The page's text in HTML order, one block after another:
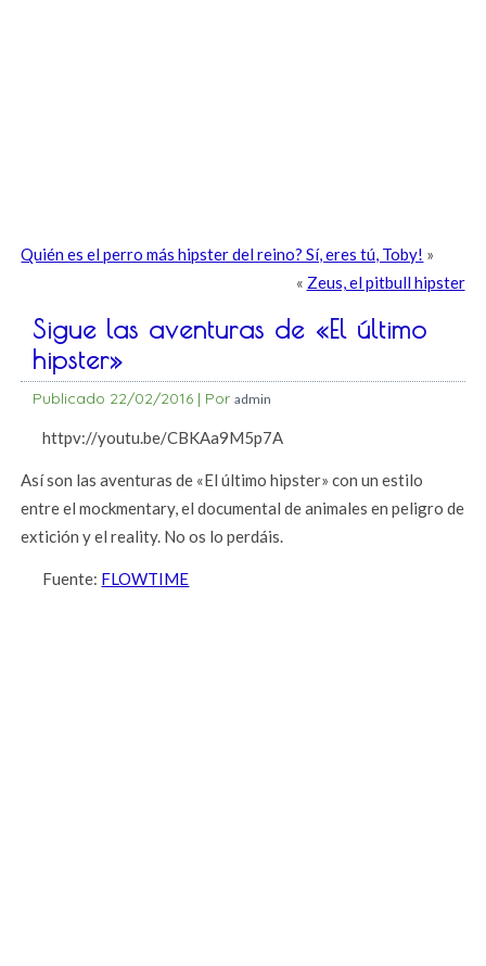
Quién es el perro más hipster del reino? Sí, eres tú, Toby! »
« Zeus, el pitbull hipster
Sigue las aventuras de «El último
hipster»
Publicado 22/02/2016 | Por admin
httpv://youtu.be/CBKAa9M5p7A
Así son las aventuras de «El último hipster» con un estilo
entre el mockmentary, el documental de animales en peligro de
extición y el reality. No os lo perdáis.
Fuente: FLOWTIME